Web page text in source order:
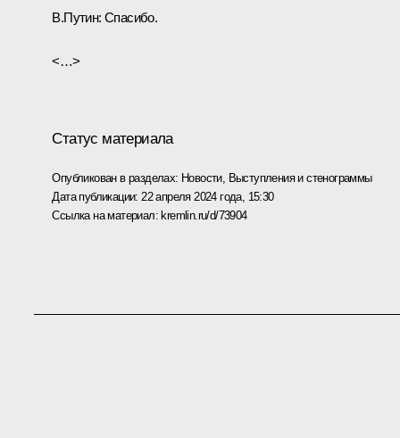
В.Путин: Спасибо.
<…>
Статус материала
Опубликован в разделах: Новости, Выступления и стенограммы
Дата публикации: 22 апреля 2024 года, 15:30
Ссылка на материал: kremlin.ru/d/73904